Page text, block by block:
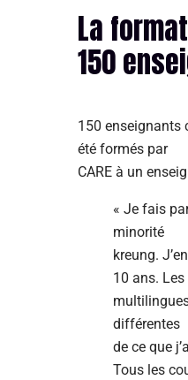
La
150
150 enseignants
été formés par
CARE à un
« Je fais
minorité
kreung.
10 ans.
différentes
de ce que
Tous les